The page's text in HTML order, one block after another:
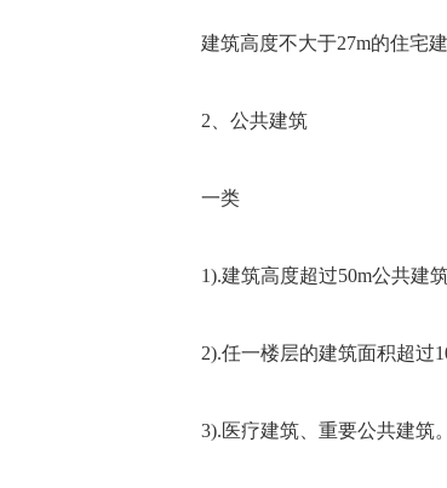
建筑高度不大于27m的住宅建
2、公共建筑
一类
1).建筑高度超过50m公共建筑
2).任一楼层的建筑面积超过
3).医疗建筑、重要公共建筑。